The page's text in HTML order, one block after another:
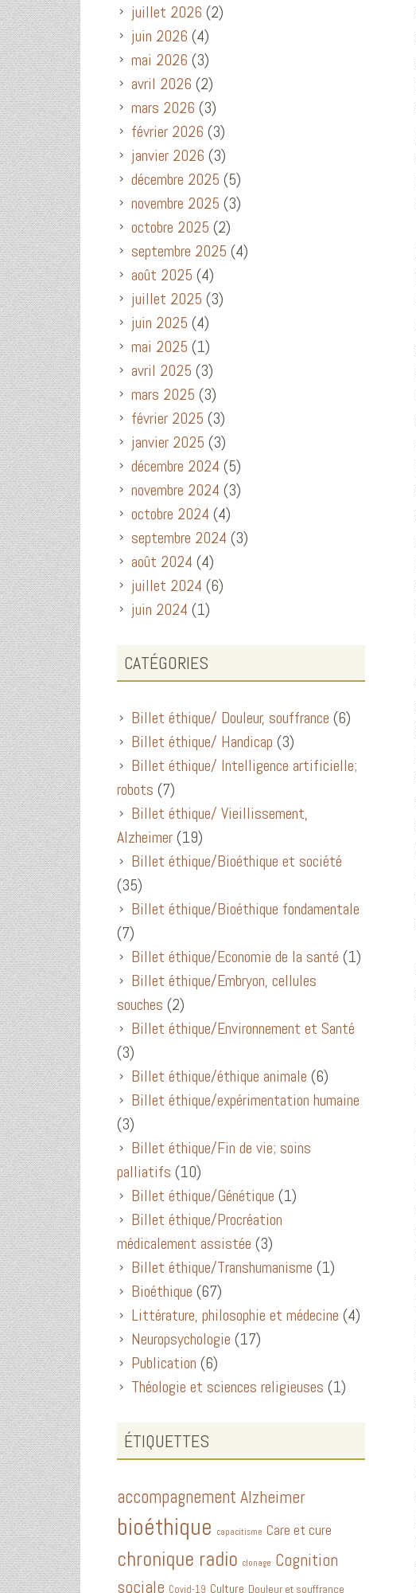
juillet 2026 (2)
juin 2026 (4)
mai 2026 (3)
avril 2026 (2)
mars 2026 (3)
février 2026 (3)
janvier 2026 (3)
décembre 2025 (5)
novembre 2025 (3)
octobre 2025 (2)
septembre 2025 (4)
août 2025 (4)
juillet 2025 (3)
juin 2025 (4)
mai 2025 (1)
avril 2025 (3)
mars 2025 (3)
février 2025 (3)
janvier 2025 (3)
décembre 2024 (5)
novembre 2024 (3)
octobre 2024 (4)
septembre 2024 (3)
août 2024 (4)
juillet 2024 (6)
juin 2024 (1)
CATÉGORIES
Billet éthique/ Douleur, souffrance (6)
Billet éthique/ Handicap (3)
Billet éthique/ Intelligence artificielle;
robots (7)
Billet éthique/ Vieillissement,
Alzheimer(19)
Billet éthique/Bioéthique et société
(35)
Billet éthique/Bioéthique fondamentale
(7)
Billet éthique/Economie de la santé (1)
Billet éthique/Embryon, cellules
souches (2)
Billet éthique/Environnement et Santé
(3)
Billet éthique/éthique animale (6)
Billet éthique/expérimentation humaine
(3)
Billet éthique/Fin de vie; soins
palliatifs (10)
Billet éthique/Génétique (1)
Billet éthique/Procréation
médicalement assistée (3)
Billet éthique/Transhumanisme (1)
Bioéthique (67)
Littérature, philosophie et médecine (4)
Neuropsychologie (17)
Publication (6)
Théologie et sciences religieuses (1)
ÉTIQUETTES
accompagnement Alzheimer
bioéthique capacitisme Care et cure
chronique radio clonage Cognition
sociale Covid-19 Culture Douleur et souffrance